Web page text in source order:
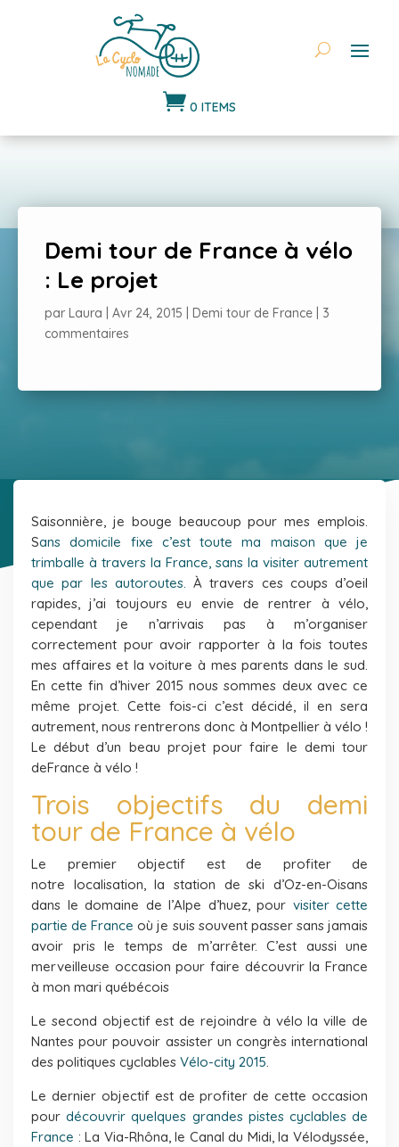
 0 ITEMS
Demi tour de France à vélo
: Le projet
par Laura Avr 24, 2015 Demi tour de France
3
commentaires
Saisonnière, je bouge beaucoup pour mes emplois.
Sans domicile fixe c’est toute ma maison que je
trimballe à travers la France, sans la visiter autrement
que par les autoroutes. À travers ces coups d’oeil
rapides, j’ai toujours eu envie de rentrer à vélo,
cependant je n’arrivais pas à m’organiser
correctement pour avoir rapporter à la fois toutes
mes affaires et la voiture à mes parents dans le sud.
En cette fin d’hiver 2015 nous sommes deux avec ce
même projet. Cette fois-ci c’est décidé, il en sera
autrement, nous rentrerons donc à Montpellier à vélo !
Le début d’un beau projet pour faire le demi tour
deFrance à vélo !
Trois objectifs du demi
tour de France à vélo
Le premier objectif est de profiter de
notre localisation, la station de ski d’Oz-en-Oisans
dans le domaine de l’Alpe d’huez, pour visiter cette
partie de France où je suis souvent passer sans jamais
avoir pris le temps de m’arrêter. C’est aussi une
merveilleuse occasion pour faire découvrir la France
à mon mari québécois
Le second objectif est de rejoindre à vélo la ville de
Nantes pour pouvoir assister un congrès international
des politiques cyclables Vélo-city 2015.
Le dernier objectif est de profiter de cette occasion
pourdécouvrir quelques grandes pistes cyclables de
France : La Via-Rhôna, le Canal du Midi, la Vélodyssée,